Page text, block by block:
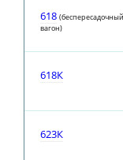
618 (беспересадочный
вагон)
618К
623К